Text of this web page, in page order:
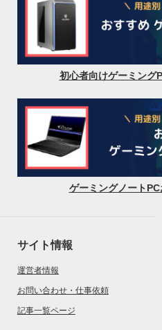
初心者向けゲーミング
ゲーミングノート
サイト情報
運営者情報
お問い合わせ・仕事依頼
記事一覧ページ